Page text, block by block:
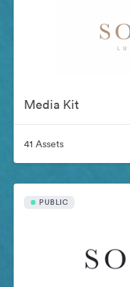
Media Kit
41 Assets
PUBLIC